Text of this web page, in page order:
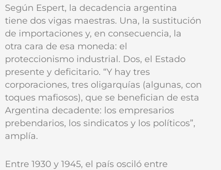
Según Espert, la decadencia argentina
tiene dos vigas maestras. Una, la sustitución
de importaciones y, en consecuencia, la
otra cara de esa moneda: el
proteccionismo industrial. Dos, el Estado
presente y deficitario. “Y hay tres
corporaciones, tres oligarquías (algunas, con
toques mafiosos), que se benefician de esta
Argentina decadente: los empresarios
prebendarios, los sindicatos y los políticos”,
amplía.
Entre 1930 y 1945, el país osciló entre